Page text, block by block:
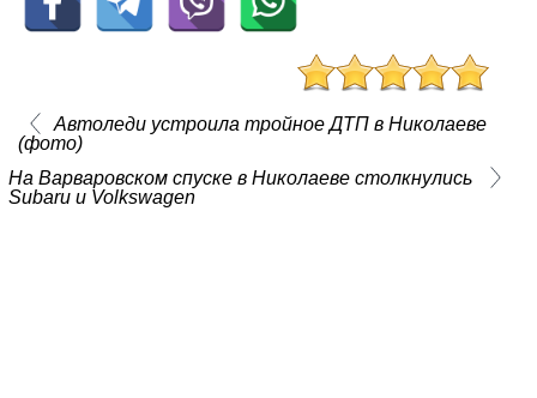
Автоледи устроила тройное ДТП в Николаеве
(фото)
На Варваровском спуске в Николаеве столкнулись
Subaru и Volkswagen